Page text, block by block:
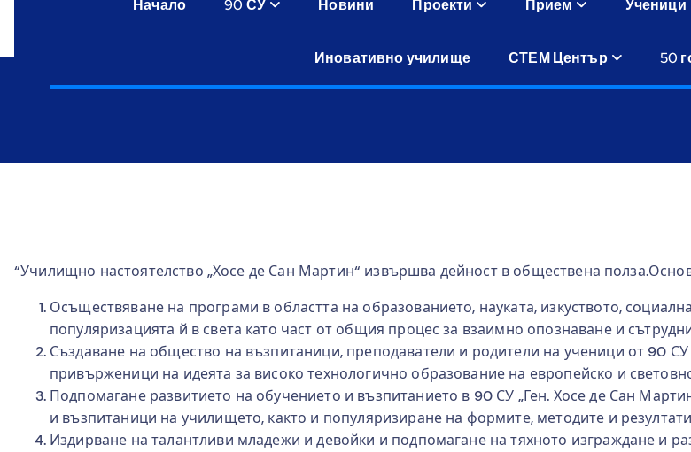
Начало 90 СУ Новини Проекти Прием Ученици
Иновативно училище СТЕМ Център 50
“Училищно настоятелство „Хосе де Сан Мартин“ извършва дейност в обществена
Осъществяване на програми в областта на образованието, науката, изкуството,
популяризацията й в света като част от общия процес за взаимно опознаване и
Създаване на общество на възпитаници, преподаватели и родители на ученици от 90
привърженици на идеята за високо технологично образование на европейско и
Подпомагане развитието на обучението и възпитанието в 90 СУ „Ген. Хосе де Сан
и възпитаници на училището, както и популяризиране на формите, методите и
Издирване на талантливи младежи и девойки и подпомагане на тяхното изграждане и